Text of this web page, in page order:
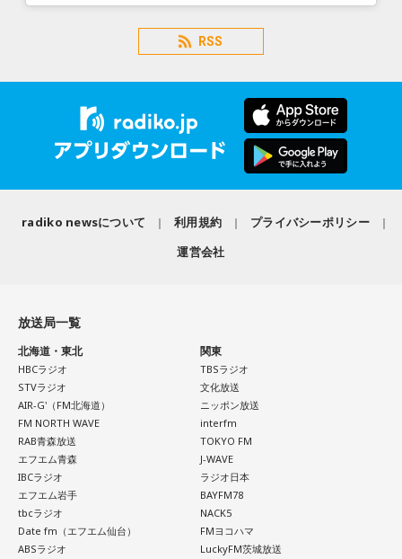
RSS
radiko newsについて 利用規約
プライバシーポリシー
運営会社
放送局一覧
北海道・東北
HBCラジオ
STVラジオ
AIR-G'（FM北海道）
FM NORTH WAVE
RAB青森放送
エフエム青森
IBCラジオ
エフエム岩手
tbcラジオ
Date fm（エフエム仙台）
ABSラジオ
関東
TBSラジオ
文化放送
ニッポン放送
interfm
TOKYO FM
J-WAVE
ラジオ日本
BAYFM78
NACK5
FMヨコハマ
LuckyFM茨城放送